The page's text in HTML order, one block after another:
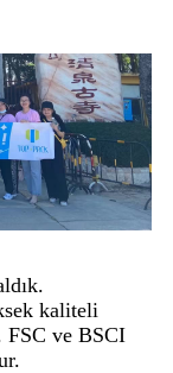
kaliteli
FSC ve BSCI